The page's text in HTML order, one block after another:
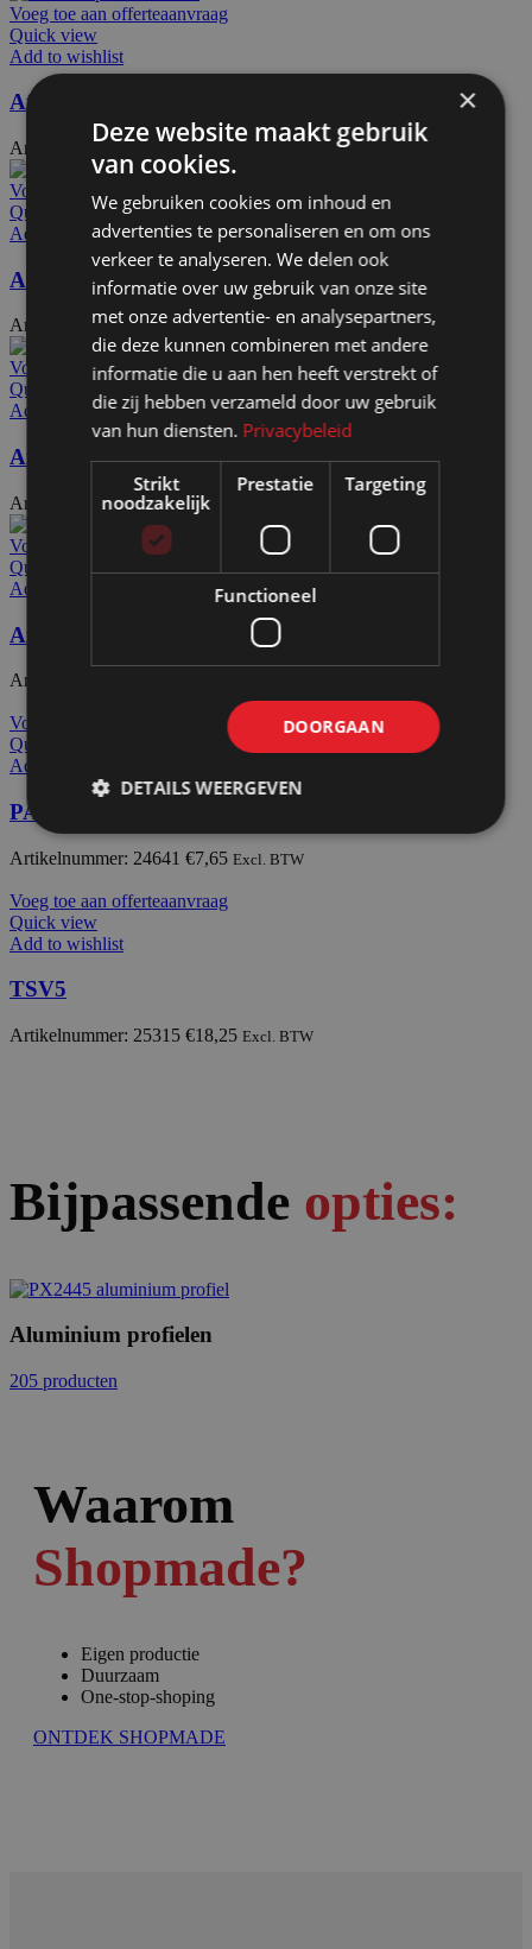
Voeg toe aan offerteaanvraag
Quick view
Add to wishlist
Afdekdop alu PX4045
Artikelnummer: 72212€12,00
Voeg toe aan offerteaanvraag
Quick view
Add to wishlist
Afdekdop EEalu Mega C&S
Artikelnummer: 72213€29,50 Excl. BTW
Voeg toe aan offerteaanvraag
Quick view
Add to wishlist
Afdekdop alu PX2228
Artikelnummer: 72215 €11,35
Voeg toe aan offerteaanvraag
Quick view
Add to wishlist
Afdekdop OCAPN
Artikelnummer: 24600
Voeg toe aan offerteaanvraag
Quick view
Add to wishlist
PA15E verbinder
Artikelnummer: 24641 €7,65 Excl. BTW
Voeg toe aan offerteaanvraag
Quick view
Add to wishlist
TSV5
Artikelnummer: 25315 €18,25 Excl. BTW
Bijpassende opties:
Aluminium profielen
205 producten
Waarom
Shopmade?
Eigen productie
Duurzaam
One-stop-shoping
ONTDEK SHOPMADE
×
Deze website maakt gebruik
van cookies.
We gebruiken cookies om inhoud en
advertenties te personaliseren en om ons
verkeer te analyseren. We delen ook
informatie over uw gebruik van onze site
met onze advertentie- en analysepartners,
die deze kunnen combineren met andere
informatie die u aan hen heeft verstrekt of
die zij hebben verzameld door uw gebruik
van hun diensten. Privacybeleid
Strikt
noodzakelijk
Prestatie Targeting
Functioneel
DOORGAAN
DETAILS WEERGEVEN